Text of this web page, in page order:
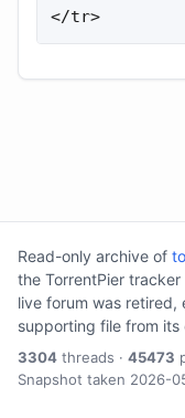
</tr>
Read-only archive of
the TorrentPier
live forum was
supporting file from its
3304 threads · 45473
Snapshot taken 2026-